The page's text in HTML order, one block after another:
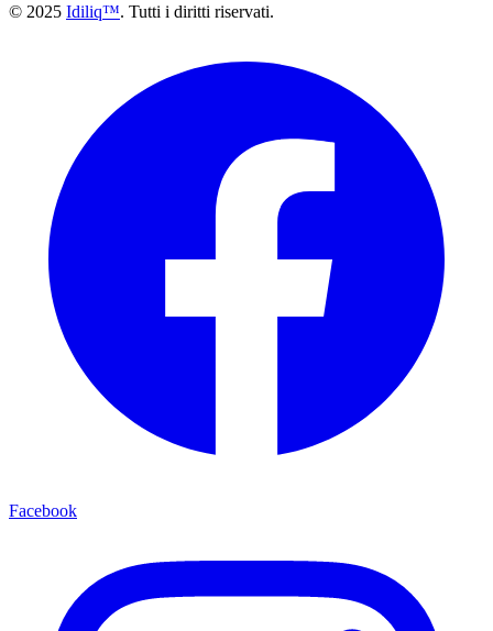
© 2025 Idiliq™. Tutti i diritti riservati.
Facebook